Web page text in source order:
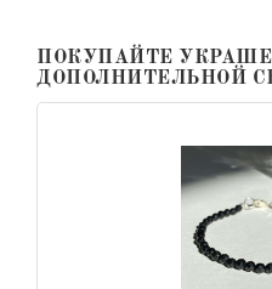
ПОКУПАЙТЕ
ДОПОЛНИТЕЛЬНОЙ